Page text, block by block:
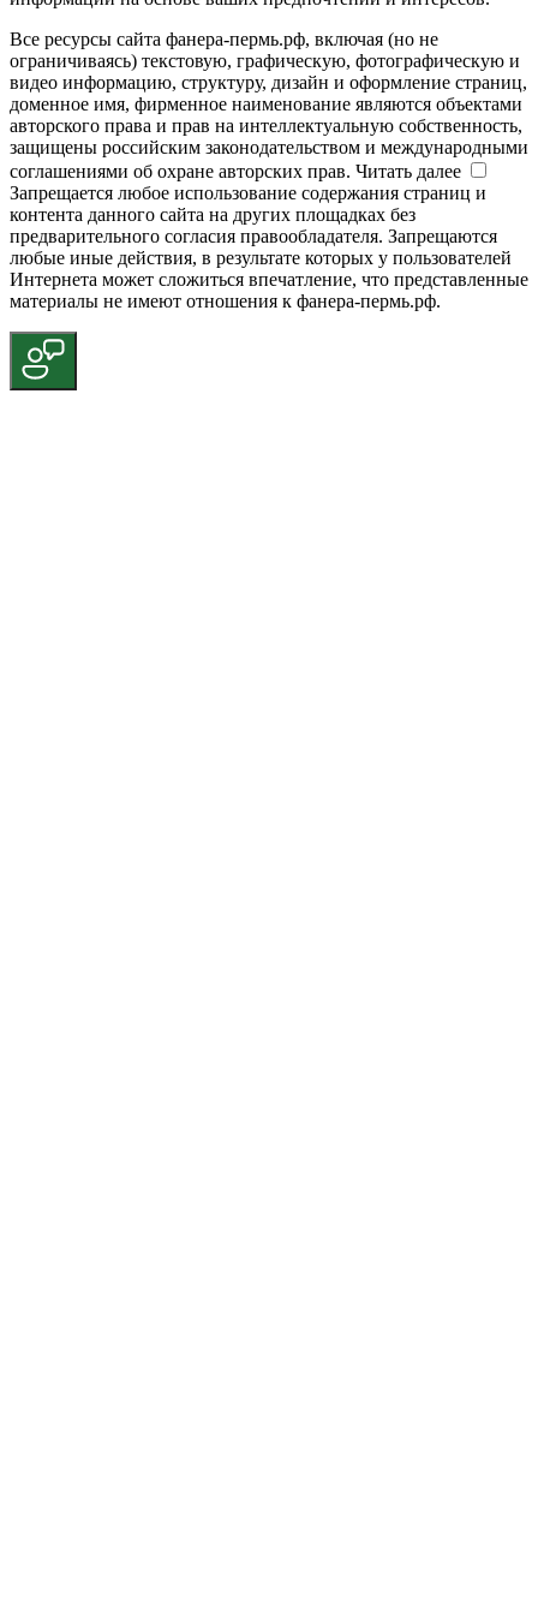
Все ресурсы сайта фанера-пермь.рф, включая (но не
ограничиваясь) текстовую, графическую, фотографическую и
видео информацию, структуру, дизайн и оформление страниц,
доменное имя, фирменное наименование являются объектами
авторского права и прав на интеллектуальную собственность,
защищены российским законодательством и международными
соглашениями об охране авторских прав. Читать далее
Запрещается любое использование содержания страниц и
контента данного сайта на других площадках без
предварительного согласия правообладателя. Запрещаются
любые иные действия, в результате которых у пользователей
Интернета может сложиться впечатление, что представленные
материалы не имеют отношения к фанера-пермь.рф.